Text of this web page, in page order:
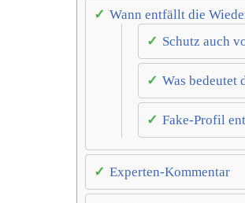
Wann entfällt die
Schutz auch
Was bedeutet
Fake-Profil
Experten-Kommentar